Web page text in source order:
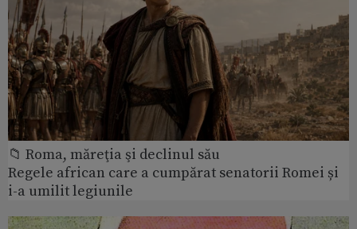
📁 Roma, măreţia şi declinul său
Regele african care a cumpărat senatorii Romei și
i-a umilit legiunile